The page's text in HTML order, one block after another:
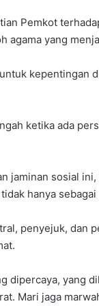
Pemkot
agama yang
kepentingan
ketika ada
jaminan sosial
hanya
penyejuk, dan
dipercaya, yang
Mari jaga